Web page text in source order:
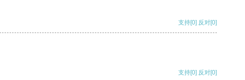
支持[0] 反对[0]
支持[0] 反对[0]